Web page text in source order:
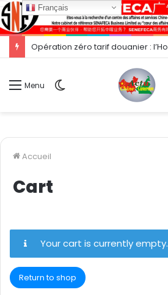
Menu
Accueil
Cart
Your cart is currently empty.
Return to shop
Français